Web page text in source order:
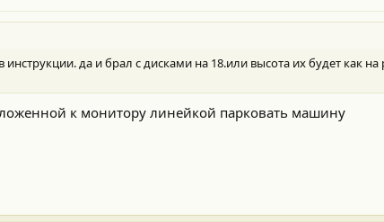
да и брал с дисками на 18.или высота их будет как
к монитору линейкой парковать машину